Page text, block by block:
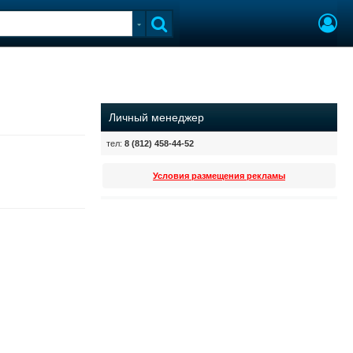
Личный менеджер
тел: 8 (812) 458-44-52
Условия размещения рекламы